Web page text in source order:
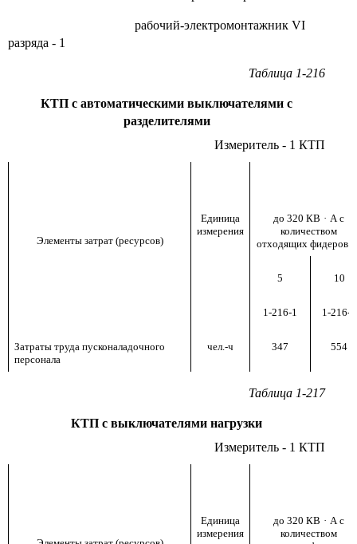
рабочий-электромонтажник VI
разряда - 1
Таблица 1-216
КТП с автоматическими выключателями с
разделителями
Измеритель - 1 КТП
Элементы затрат (ресурсов)
Единица
измерения
до 320 КВ · А с
количеством
отходящих фидеров
5 10
1-216-1 1-216-2
Затраты труда пусконаладочного
персонала
чел.-ч 347 554
Таблица 1-217
КТП с выключателями нагрузки
Измеритель - 1 КТП
Единица
измерения
до 320 КВ · А с
количеством